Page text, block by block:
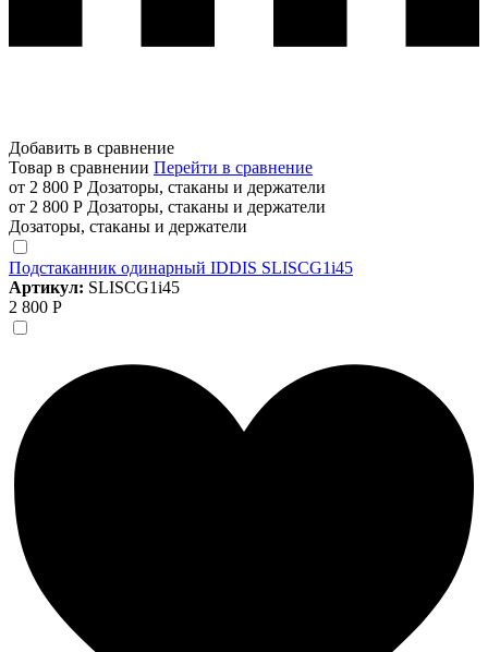
Добавить в сравнение
Товар в сравнении Перейти в сравнение
от 2 800 Р Дозаторы, стаканы и держатели
от 2 800 Р Дозаторы, стаканы и держатели
Дозаторы, стаканы и держатели
Подстаканник одинарный IDDIS SLISCG1i45
Артикул: SLISCG1i45
2 800 Р